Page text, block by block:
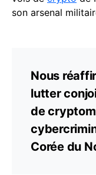
son arsenal
Nous
lutter
de
Corée du